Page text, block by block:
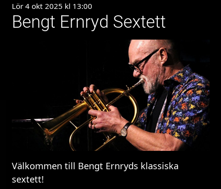
Lör 4 okt 2025 kl 13:00
Bengt Ernryd Sextett
Välkommen till Bengt Ernryds klassiska
sextett!